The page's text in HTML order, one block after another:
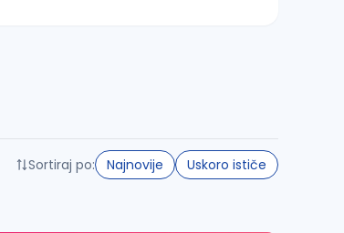
Sortiraj po: Najnovije Uskoro ističe